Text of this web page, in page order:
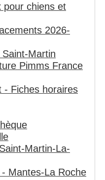
pour chiens et
2026-
Martin
Pimms France
- Fiches horaires
Martin-La-
Mantes-La Roche